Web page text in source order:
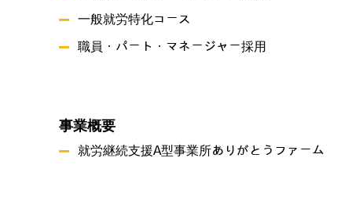
一般就労特化コース
職員・パート・マネージャー採用
事業概要
就労継続支援A型事業所ありがとうファーム